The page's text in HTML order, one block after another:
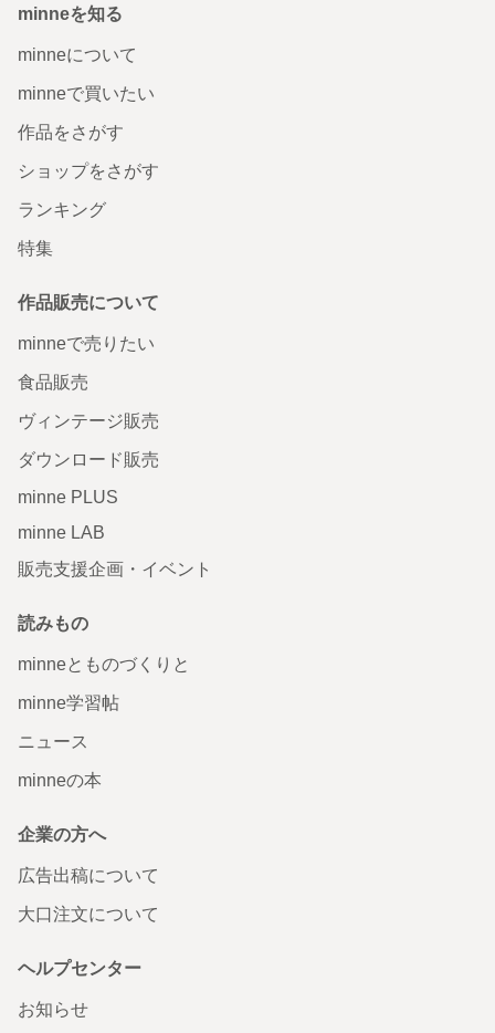
minneを知る
minneについて
minneで買いたい
作品をさがす
ショップをさがす
ランキング
特集
作品販売について
minneで売りたい
食品販売
ヴィンテージ販売
ダウンロード販売
minne PLUS
minne LAB
販売支援企画・イベント
読みもの
minneとものづくりと
minne学習帖
ニュース
minneの本
企業の方へ
広告出稿について
大口注文について
ヘルプセンター
お知らせ